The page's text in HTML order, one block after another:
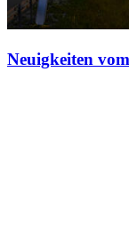
Neuigkeiten